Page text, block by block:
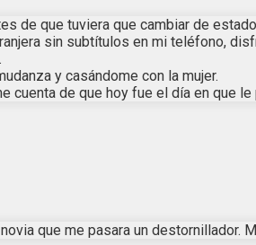
de que tuviera que cambiar de
sin subtítulos en mi teléfono,
y casándome con la mujer.
cuenta de que hoy fue el día en que
que me pasara un destornillador.